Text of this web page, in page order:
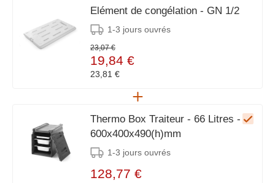
Elément de congélation - GN 1/2
1-3 jours ouvrés
23,07 €
19,84 €
23,81 €
Thermo Box Traiteur - 66 Litres -
600x400x490(h)mm
1-3 jours ouvrés
128,77 €